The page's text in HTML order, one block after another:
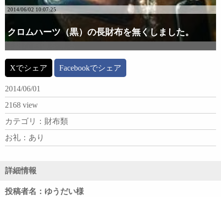
2014/06/02 10:07:25
クロムハーツ（黒）の長財布を無くしました。
Xでシェア Facebookでシェア
2014/06/01
2168 view
カテゴリ：財布類
お礼：あり
詳細情報
投稿者名：ゆうだい様